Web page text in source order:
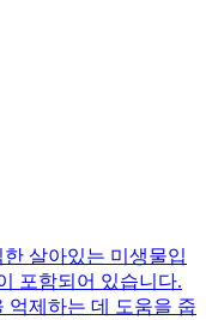
살아있는 미생물입
포함되어 있습니다.
억제하는 데 도움을 줍